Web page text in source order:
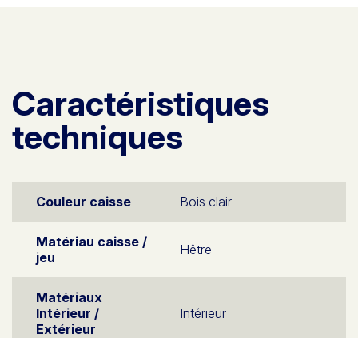
Caractéristiques
techniques
Couleur caisse Bois clair
Matériau caisse /
jeu
Hêtre
Matériaux
Intérieur /
Extérieur
Intérieur